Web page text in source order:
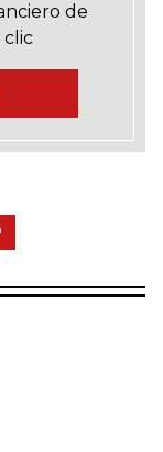
de
clic